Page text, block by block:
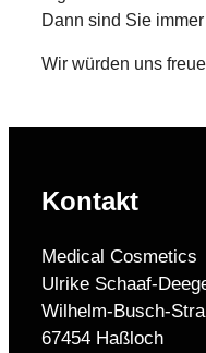
Dann sind Sie
Wir würden uns
Kontakt
Medical Cosmetics
Ulrike Schaaf-
Wilhelm-Busch-
67454 Haßloch